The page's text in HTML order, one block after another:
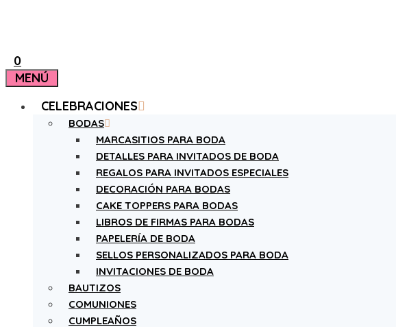
0
MENÚ
CELEBRACIONES
BODAS
MARCASITIOS PARA BODA
DETALLES PARA INVITADOS DE BODA
REGALOS PARA INVITADOS ESPECIALES
DECORACIÓN PARA BODAS
CAKE TOPPERS PARA BODAS
LIBROS DE FIRMAS PARA BODAS
PAPELERÍA DE BODA
SELLOS PERSONALIZADOS PARA BODA
INVITACIONES DE BODA
BAUTIZOS
COMUNIONES
CUMPLEAÑOS